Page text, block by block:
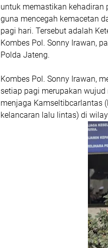
untuk memastikan
guna mencegah kemacetan
pagi hari. Tersebut adalah
Kombes Pol. Sonny Irawan,
Polda Jateng.
Kombes Pol. Sonny Irawan,
setiap pagi merupakan
menjaga Kamseltibcarlantas
kelancaran lalu lintas) di